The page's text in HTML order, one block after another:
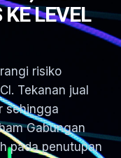
LEVEL
risiko
Tekanan jual
sehingga
Gabungan
pada penutupan